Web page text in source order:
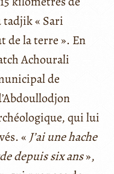
« Sari
de la terre ». En
Achourali
de
qui lui
« J’ai une hache
depuis six ans»,